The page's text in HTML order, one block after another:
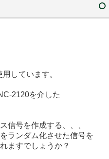
しています。
2120を介した
信号を作成する、、、
ランダム化させた信号を
ますでしょうか？